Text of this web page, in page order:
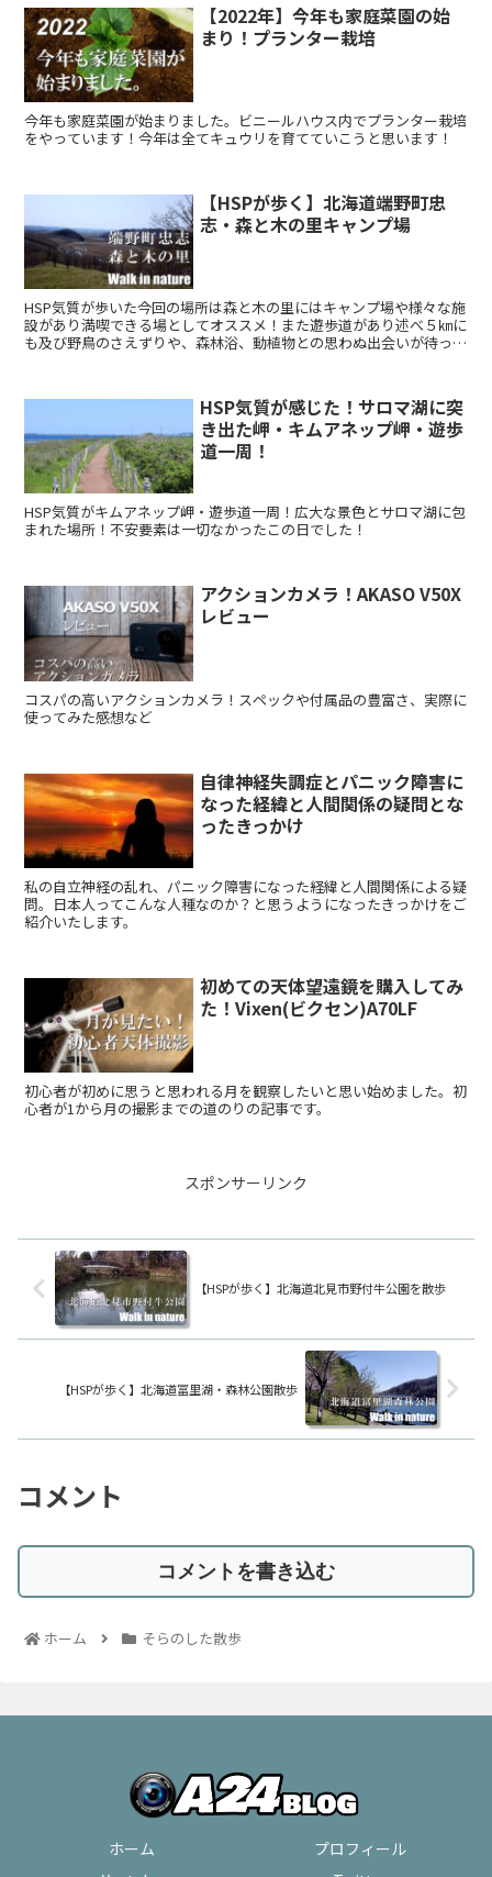
【2022年】今年も家庭菜園の始
まり！プランター栽培
今年も家庭菜園が始まりました。ビニールハウス内でプランター栽培
をやっています！今年は全てキュウリを育てていこうと思います！
【HSPが歩く】北海道端野町忠
志・森と木の里キャンプ場
HSP気質が歩いた今回の場所は森と木の里にはキャンプ場や様々な施
設があり満喫できる場としてオススメ！また遊歩道があり述べ５㎞に
も及び野鳥のさえずりや、森林浴、動植物との思わぬ出会いが待って
HSP気質が感じた！サロマ湖に突
き出た岬・キムアネップ岬・遊歩
道一周！
HSP気質がキムアネップ岬・遊歩道一周！広大な景色とサロマ湖に包
まれた場所！不安要素は一切なかったこの日でした！
アクションカメラ！AKASO V50X
レビュー
コスパの高いアクションカメラ！スペックや付属品の豊富さ、実際に
使ってみた感想など
自律神経失調症とパニック障害に
なった経緯と人間関係の疑問とな
ったきっかけ
私の自立神経の乱れ、パニック障害になった経緯と人間関係による疑
問。日本人ってこんな人種なのか？と思うようになったきっかけをご
紹介いたします。
初めての天体望遠鏡を購入してみ
た！Vixen(ビクセン)A70LF
初心者が初めに思うと思われる月を観察したいと思い始めました。初
心者が1から月の撮影までの道のりの記事です。
スポンサーリンク
【HSPが歩く】北海道北見市野付牛公園を散歩
【HSPが歩く】北海道冨里湖・森林公園散歩
コメント
コメントを書き込む
ホーム そらのした散歩
ホーム
プロフィール